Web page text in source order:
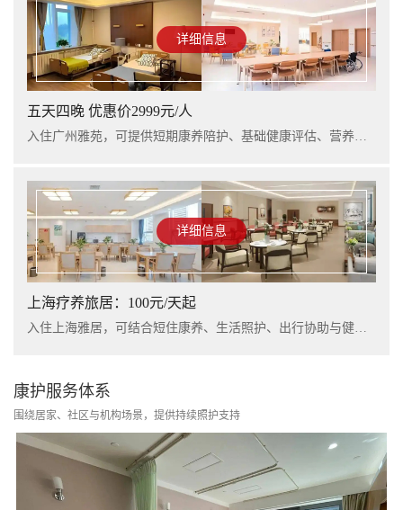
详细信息
五天四晚 优惠价2999元/人
详细信息
上海疗养旅居：100元/天起
康护服务体系
围绕居家、社区与机构场景，提供持续照护支持